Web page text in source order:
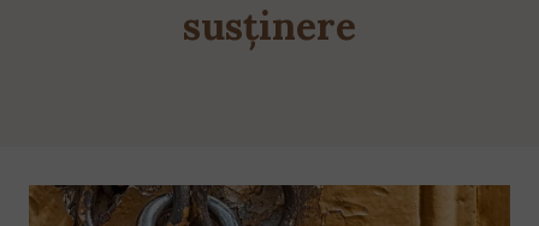
susținere